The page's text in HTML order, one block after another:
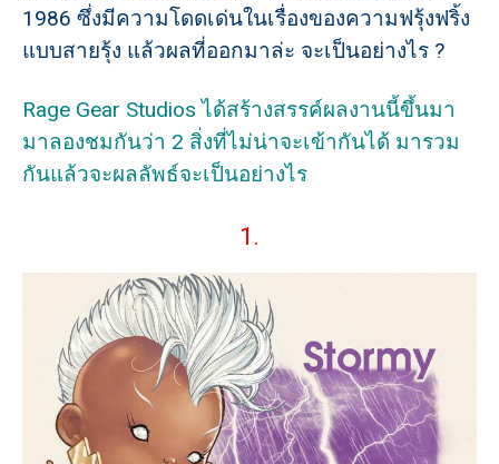
1986 ซึ่งมีความโดดเด่นในเรื่องของความฟรุ้งฟริ้ง
แบบสายรุ้ง แล้วผลที่ออกมาล่ะ จะเป็นอย่างไร ?
Rage Gear Studios ได้สร้างสรรค์ผลงานนี้ขึ้นมา
มาลองชมกันว่า 2 สิ่งที่ไม่น่าจะเข้ากันได้ มารวม
กันแล้วจะผลลัพธ์จะเป็นอย่างไร
1.